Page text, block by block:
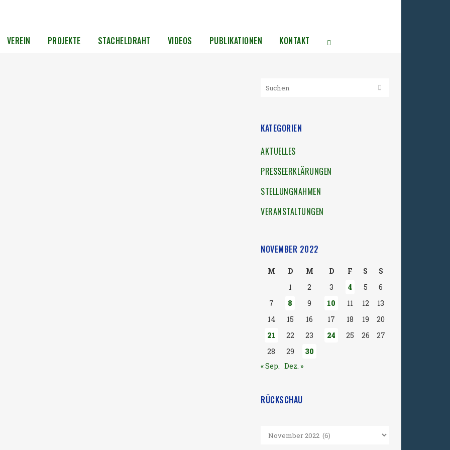
VEREIN PROJEKTE STACHELDRAHT VIDEOS PUBLIKATIONEN KONTAKT
KATEGORIEN
AKTUELLES
PRESSEERKLÄRUNGEN
STELLUNGNAHMEN
VERANSTALTUNGEN
NOVEMBER 2022
M D M D F S
S
1
2 3 4 5
6
7
8 9 10 11 12
13
14
15 16 17 18 19
20
21
22 23 24 25 26
27
28
29
30
« Sep. Dez. »
RÜCKSCHAU